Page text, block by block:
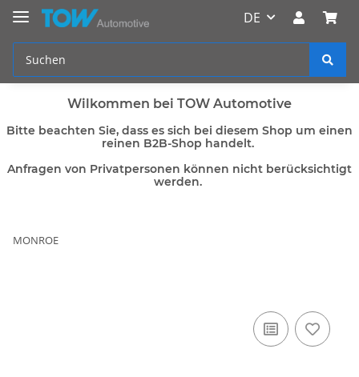
DE
Wilkommen bei TOW Automotive
Bitte beachten Sie, dass es sich bei diesem Shop um einen
reinen B2B-Shop handelt.
Anfragen von Privatpersonen können nicht berücksichtigt
werden.
MONROE